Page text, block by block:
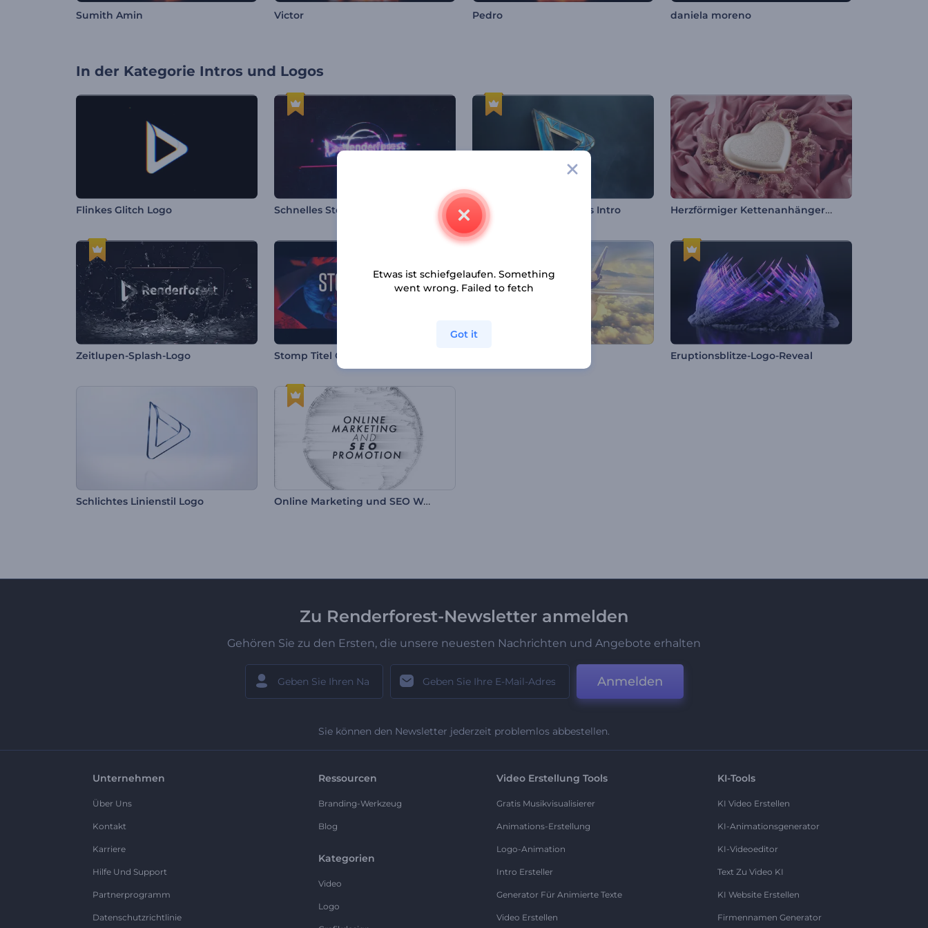
Sumith Amin Victor Pedro daniela moreno
In der Kategorie Intros und Logos
Flinkes Glitch Logo Schnelles Störungs-Logo Modernes futuristisches Intro Herzförmiger Kettenanhänger Intro
Zeitlupen-Splash-Logo Stomp Titel Opener Eruptionsblitze-Logo-Reveal
Schlichtes Linienstil Logo Online Marketing und SEO Werbung
Zu Renderforest-Newsletter anmelden
Gehören Sie zu den Ersten, die unsere neuesten Nachrichten und Angebote erhalten
Anmelden
Sie können den Newsletter jederzeit problemlos abbestellen.
Unternehmen
Über Uns
Kontakt
Karriere
Hilfe Und Support
Partnerprogramm
Datenschutzrichtlinie
Ressourcen
Branding-Werkzeug
Blog
Kategorien
Video
Logo
Video Erstellung Tools
Gratis Musikvisualisierer
Animations-Erstellung
Logo-Animation
Intro Ersteller
Generator Für Animierte Texte
Video Erstellen
KI-Tools
KI Video Erstellen
KI-Animationsgenerator
KI-Videoeditor
Text Zu Video KI
KI Website Erstellen
Firmennamen Generator
Etwas ist schiefgelaufen. Something
went wrong. Failed to fetch
Got it